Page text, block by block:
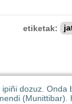
etiketak:
dozuz. Onda
(Munittibar).